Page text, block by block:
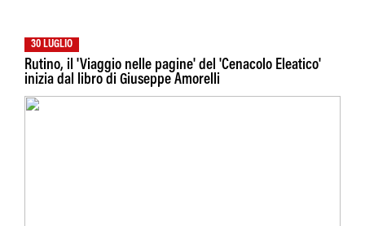
30 LUGLIO
Rutino, il 'Viaggio nelle pagine' del 'Cenacolo Eleatico'
inizia dal libro di Giuseppe Amorelli